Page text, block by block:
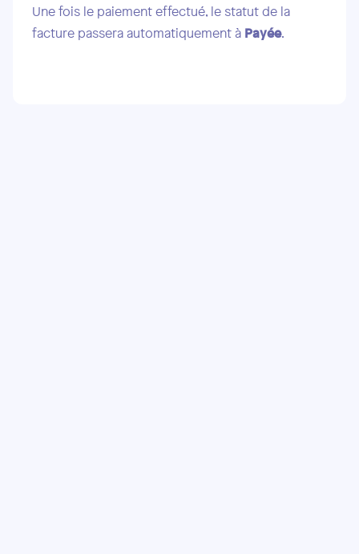
Une fois le paiement effectué, le statut de la
facture passera automatiquement à Payée.